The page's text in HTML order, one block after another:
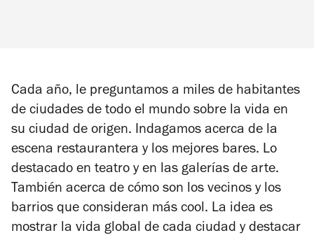
Cada año, le preguntamos a miles de habitantes
de ciudades de todo el mundo sobre la vida en
su ciudad de origen. Indagamos acerca de la
escena restaurantera y los mejores bares. Lo
destacado en teatro y en las galerías de arte.
También acerca de cómo son los vecinos y los
barrios que consideran más cool. La idea es
mostrar la vida global de cada ciudad y destacar